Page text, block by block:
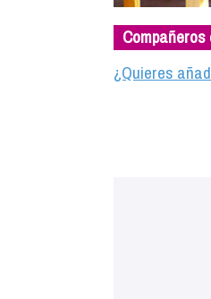
¿Quieres